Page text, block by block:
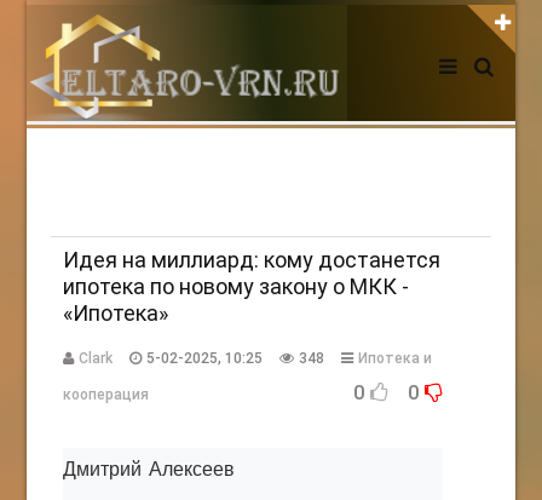
АВТОРИЗАЦИЯ НА САЙТЕ
Регистрация
НОВОСТИ СЕГОДНЯ
Идея на миллиард: кому достанется
ипотека по новому закону о МКК -
«Ипотека»
Clark 5-02-2025, 10:25 348 Ипотека и
кооперация 0 0
Дмитрий Алексеев